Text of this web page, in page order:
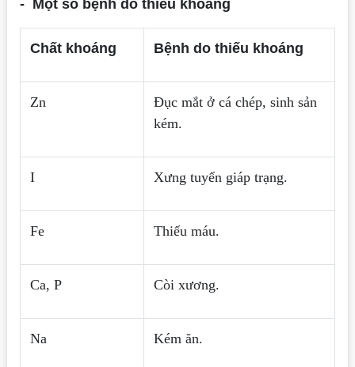
- Một số bệnh do thiếu khoáng
Chất khoáng Bệnh do thiếu khoáng
Zn
Đục mắt ở cá chép, sinh sản
kém.
I Xưng tuyến giáp trạng.
Fe Thiếu máu.
Ca, P Còi xương.
Na Kém ăn.